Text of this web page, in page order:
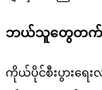
ဘယ်သူတွေတက်
ကိုယ်ပိုင်စီးပွားရေး